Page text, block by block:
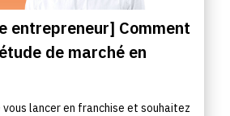
entrepreneur] Comment
de marché en
lancer en franchise et souhaitez